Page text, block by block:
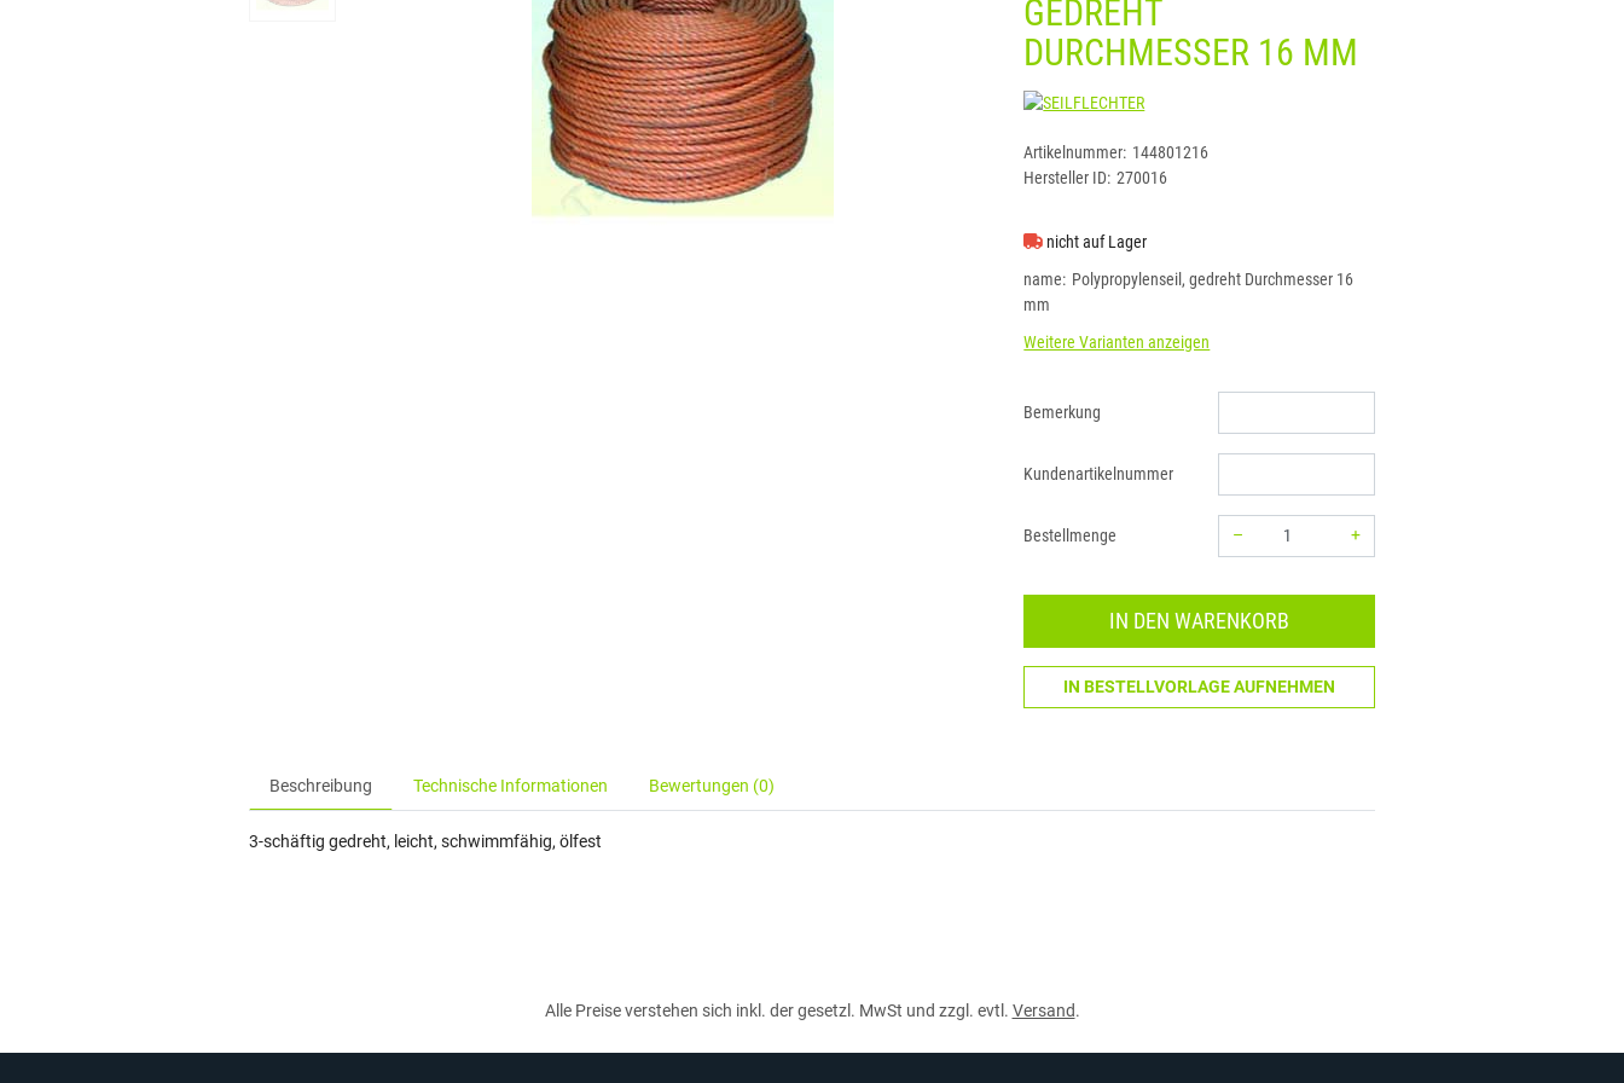
GEDREHT
DURCHMESSER 16 MM
SEILFLECHTER
Artikelnummer: 144801216
Hersteller ID: 270016
nicht auf Lager
name
Polypropylenseil, gedreht Durchmesser 16
mm
Weitere Varianten anzeigen
Bemerkung
Kundenartikelnummer
Bestellmenge –
+
IN DEN WARENKORB
IN BESTELLVORLAGE AUFNEHMEN
Beschreibung Technische Informationen Bewertungen (0)
3-schäftig gedreht, leicht, schwimmfähig, ölfest
Alle Preise verstehen sich inkl. der gesetzl. MwSt und zzgl. evtl. Versand.